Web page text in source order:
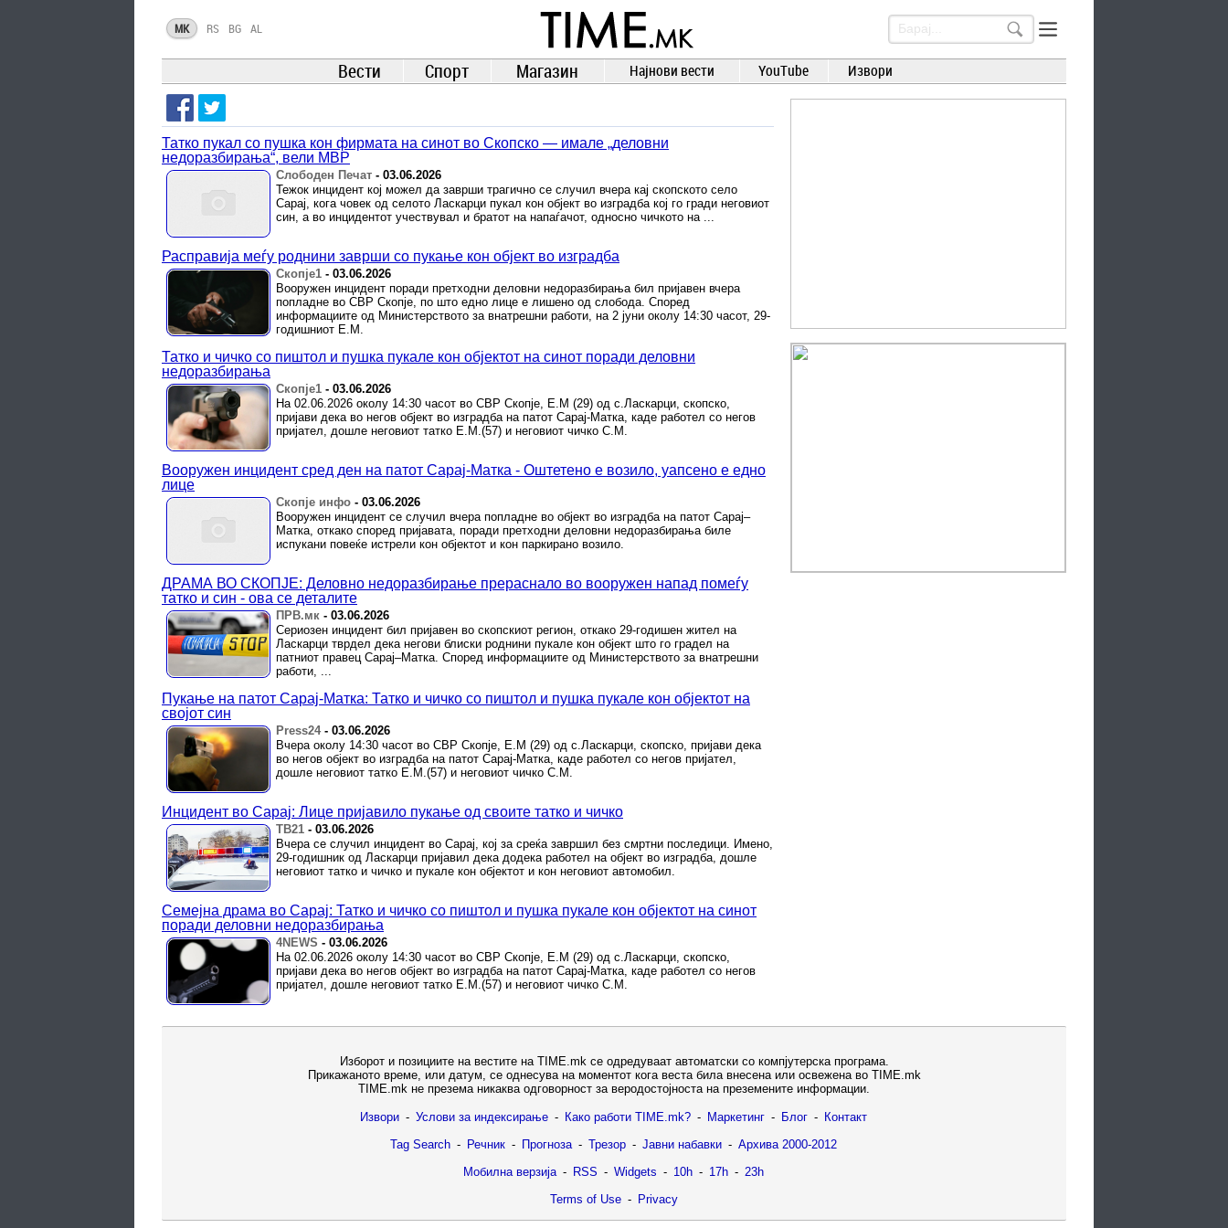
TIME.mk
ВЕСТИ
NEWS
MK RS BG AL
Вести Спорт Магазин Најнови вести YouTube Извори
Татко пукал со пушка кон фирмата на синот во Скопско — имале „деловни
недоразбирања“, вели МВР
Слободен Печат - 03.06.2026
Тежок инцидент кој можел да заврши трагично се случил вчера кај скопското село
Сарај, кога човек од селото Ласкарци пукал кон објект во изградба кој го гради неговиот
син, а во инцидентот учествувал и братот на напаѓачот, односно чичкото на ...
Расправија меѓу роднини заврши со пукање кон објект во изградба
Скопје1 - 03.06.2026
Вооружен инцидент поради претходни деловни недоразбирања бил пријавен вчера
попладне во СВР Скопје, по што едно лице е лишено од слобода. Според
информациите од Министерството за внатрешни работи, на 2 јуни околу 14:30 часот, 29-
годишниот Е.М.
Татко и чичко со пиштол и пушка пукале кон објектот на синот поради деловни
недоразбирања
Скопје1 - 03.06.2026
На 02.06.2026 околу 14:30 часот во СВР Скопје, Е.М (29) од с.Ласкарци, скопско,
пријави дека во негов објект во изградба на патот Сарај-Матка, каде работел со негов
пријател, дошле неговиот татко Е.М.(57) и неговиот чичко С.М.
Вооружен инцидент сред ден на патот Сарај-Матка - Оштетено е возило, уапсено е едно
лице
Скопје инфо - 03.06.2026
Вооружен инцидент се случил вчера попладне во објект во изградба на патот Сарај–
Матка, откако според пријавата, поради претходни деловни недоразбирања биле
испукани повеќе истрели кон објектот и кон паркирано возило.
ДРАМА ВО СКОПЈЕ: Деловно недоразбирање прераснало во вооружен напад помеѓу
татко и син - ова се деталите
ПРВ.мк - 03.06.2026
Сериозен инцидент бил пријавен во скопскиот регион, откако 29-годишен жител на
Ласкарци тврдел дека негови блиски роднини пукале кон објект што го градел на
патниот правец Сарај–Матка. Според информациите од Министерството за внатрешни
работи, ...
Пукање на патот Сарај-Матка: Татко и чичко со пиштол и пушка пукале кон објектот на
својот син
Press24- 03.06.2026
Вчера околу 14:30 часот во СВР Скопје, Е.М (29) од с.Ласкарци, скопско, пријави дека
во негов објект во изградба на патот Сарај-Матка, каде работел со негов пријател,
дошле неговиот татко Е.М.(57) и неговиот чичко С.М.
Инцидент во Сарај: Лице пријавило пукање од своите татко и чичко
ТВ21 - 03.06.2026
Вчера се случил инцидент во Сарај, кој за среќа завршил без смртни последици. Имено,
29-годишник од Ласкарци пријавил дека додека работел на објект во изградба, дошле
неговиот татко и чичко и пукале кон објектот и кон неговиот автомобил.
Семејна драма во Сарај: Татко и чичко со пиштол и пушка пукале кон објектот на синот
поради деловни недоразбирања
4NEWS - 03.06.2026
На 02.06.2026 околу 14:30 часот во СВР Скопје, Е.М (29) од с.Ласкарци, скопско,
пријави дека во негов објект во изградба на патот Сарај-Матка, каде работел со негов
пријател, дошле неговиот татко Е.М.(57) и неговиот чичко С.М.
Изборот и позициите на вестите на TIME.mk се одредуваат автоматски со компјутерска програма.
Прикажаното време, или датум, се однесува на моментот кога веста била внесена или освежена во TIME.mk
TIME.mk не презема никаква одговорност за веродостојноста на преземените информации.
Извори - Услови за индексирање - Како работи TIME.mk? - Маркетинг - Блог - Контакт
Tag Search - Речник - Прогноза - Трезор - Јавни набавки - Архива 2000-2012
Мобилна верзија - RSS - Widgets - 10h - 17h - 23h
Terms of Use - Privacy